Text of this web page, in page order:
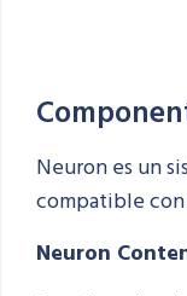
Neuron es un
compatible con
Neuron